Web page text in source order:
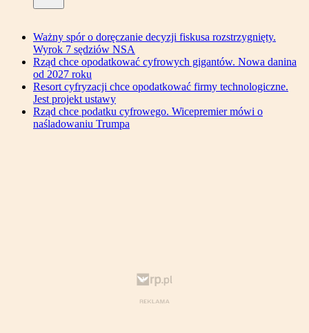
Ważny spór o doręczanie decyzji fiskusa rozstrzygnięty.
Wyrok 7 sędziów NSA
Rząd chce opodatkować cyfrowych gigantów. Nowa danina
od 2027 roku
Resort cyfryzacji chce opodatkować firmy technologiczne.
Jest projekt ustawy
Rząd chce podatku cyfrowego. Wicepremier mówi o
naśladowaniu Trumpa